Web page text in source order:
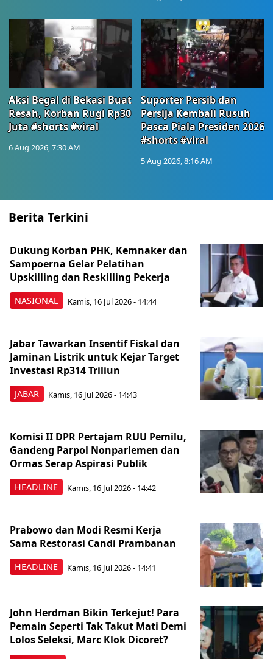
Aksi Begal di Bekasi Buat
Resah, Korban Rugi Rp30
Juta #shorts #viral
6 Aug 2026, 7:30 AM
Suporter Persib dan
Persija Kembali Rusuh
Pasca Piala Presiden 2026
#shorts #viral
5 Aug 2026, 8:16 AM
Berita Terkini
NASIONAL
Dukung Korban PHK, Kemnaker dan
Sampoerna Gelar Pelatihan
Upskilling dan Reskilling Pekerja
Kamis, 16 Jul 2026 - 14:44
JABAR
Jabar Tawarkan Insentif Fiskal dan
Jaminan Listrik untuk Kejar Target
Investasi Rp314 Triliun
Kamis, 16 Jul 2026 - 14:43
HEADLINE
Komisi II DPR Pertajam RUU Pemilu,
Gandeng Parpol Nonparlemen dan
Ormas Serap Aspirasi Publik
Kamis, 16 Jul 2026 - 14:42
HEADLINE
Prabowo dan Modi Resmi Kerja
Sama Restorasi Candi Prambanan
Kamis, 16 Jul 2026 - 14:41
John Herdman Bikin Terkejut! Para
Pemain Seperti Tak Takut Mati Demi
Lolos Seleksi, Marc Klok Dicoret?